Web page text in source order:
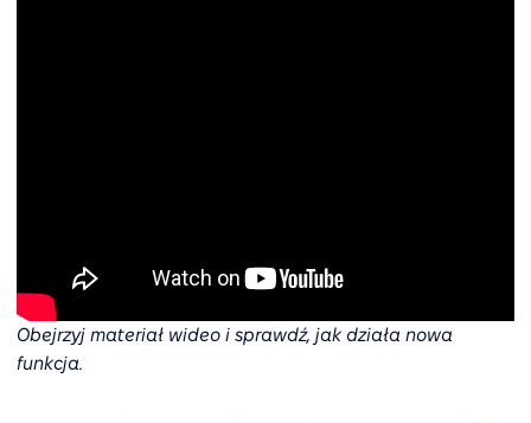
Obejrzyj materiał wideo i sprawdź, jak działa nowa
funkcja.